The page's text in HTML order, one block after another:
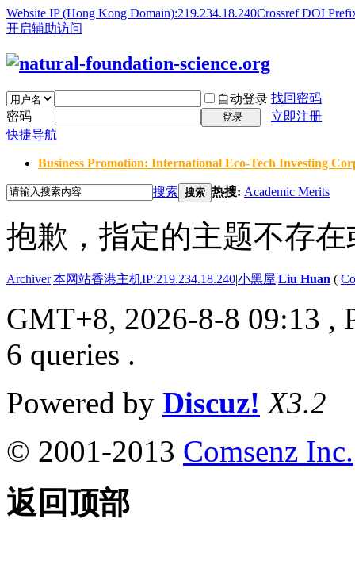
Website IP (Hong Kong Domain):219.234.18.240Crossref DOI
开启辅助访问
自动登录 找回密码
密码
登录
立即注册
快捷导航
Business Promotion: International Eco-Tech Investing
搜索 搜索 热搜: Academic Merits
抱歉，指定的主题不存
Archiver|本网站香港主机IP:219.234.18.240|小黑屋|Liu Huan (
GMT+8, 2026-8-8 09:13 ,
6 queries .
Powered by Discuz! X3.2
© 2001-2013 Comsenz Inc.
返回顶部